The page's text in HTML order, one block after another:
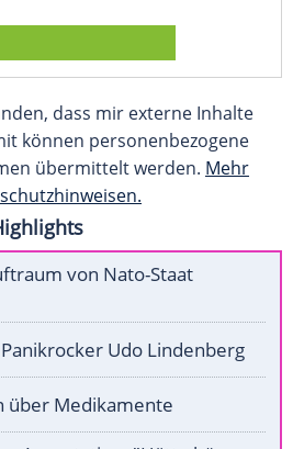
dass mir externe Inhalte
können personenbezogene
übermittelt werden. Mehr
von Nato-Staat
Udo Lindenberg
über Medikamente